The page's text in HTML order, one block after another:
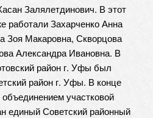
Залялетдинович. В этот
работали Захарченко Анна
Зоя Макаровна, Скворцова
Александра Ивановна. В
район г. Уфы был
район г. Уфы. В конце
объединением участковой
единый Советский районный